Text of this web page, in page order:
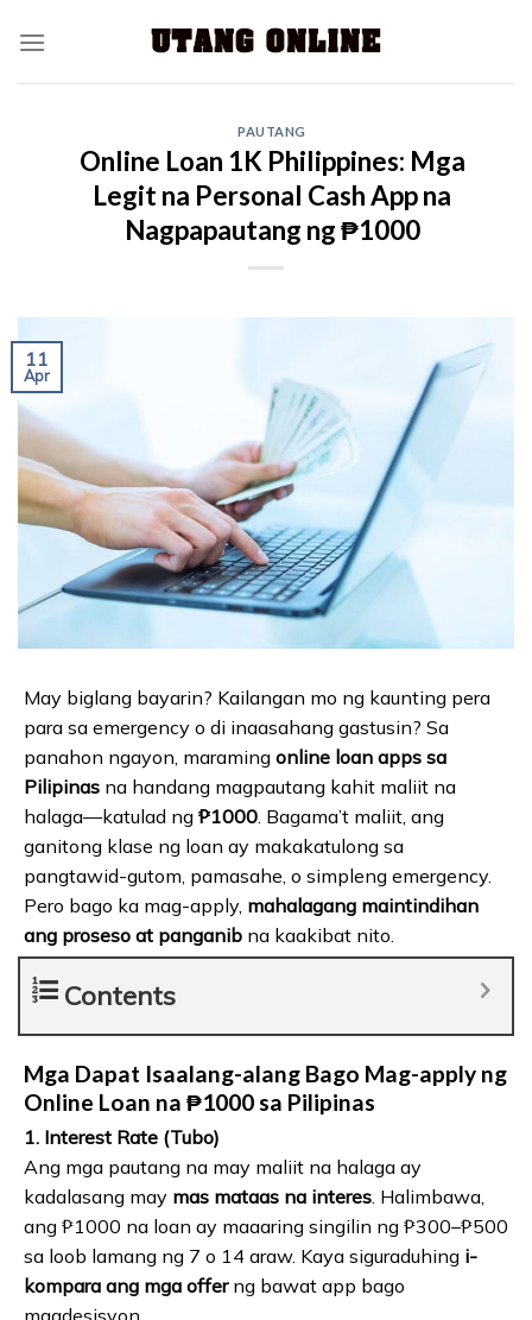
PAUTANG
Online Loan 1K Philippines: Mga
Legit na Personal Cash App na
Nagpapautang ng ₱1000
11
Apr
May biglang bayarin? Kailangan mo ng kaunting pera
para sa emergency o di inaasahang gastusin? Sa
panahon ngayon, maraming online loan apps sa
Pilipinas na handang magpautang kahit maliit na
halaga—katulad ng ₱1000 . Bagama’t maliit, ang
ganitong klase ng loan ay makakatulong sa
pangtawid-gutom, pamasahe, o simpleng emergency.
Pero bago ka mag-apply, mahalagang maintindihan
ang proseso at panganib na kaakibat nito.
Contents
Mga Dapat Isaalang-alang Bago Mag-apply ng
Online Loan na ₱1000 sa Pilipinas
1. Interest Rate (Tubo)
Ang mga pautang na may maliit na halaga ay
kadalasang may mas mataas na interes . Halimbawa,
ang ₱1000 na loan ay maaaring singilin ng ₱300–₱500
sa loob lamang ng 7 o 14 araw. Kaya siguraduhing i-
kompara ang mga offerng bawat app bago
magdesisyon.